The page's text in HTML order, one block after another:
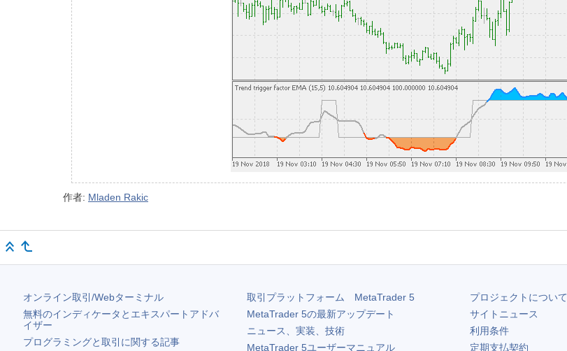
作者: Mladen Rakic
オンライン取引/Webターミナル
無料のインディケータとエキスパートアドバ
イザー
プログラミングと取引に関する記事
取引プラットフォーム MetaTrader 5
MetaTrader 5の最新アップデート
ニュース、実装、技術
MetaTrader 5ユーザーマニュアル
プロジェクトについて
サイトニュース
利用条件
定期支払契約